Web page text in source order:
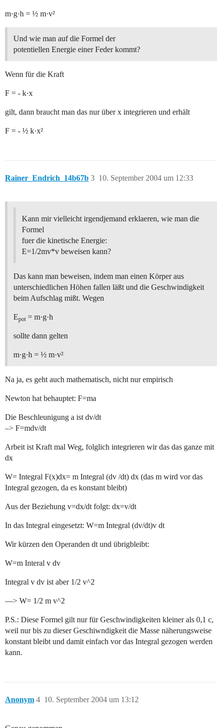
m·g·h = ½ m·v²
Und wie man auf die Formel der
potentiellen Energie einer Feder kommt?
Wenn für die Kraft
F = - k·x
gilt, dann braucht man das nur über x integrieren und erhält
F = - ½ k·x²
Rainer_Endrich_14b67b 10. September 2004 um 12:33
3
Kann mir vielleicht irgendjemand erklaeren, wie man die
Formel
fuer die kinetische Energie:
E=1/2mv*v beweisen kann?
Das kann man beweisen, indem man einen Körper aus
unterschiedlichen Höhen fallen läßt und die Geschwindigkeit
beim Aufschlag mißt. Wegen
Epot = m·g·h
sollte dann gelten
m·g·h = ½ m·v²
Na ja, es geht auch mathematisch, nicht nur empirisch
Newton hat behauptet: F=ma
Die Beschleunigung a ist dv/dt
–> F=mdv/dt
Arbeit ist Kraft mal Weg, folglich integrieren wir das das ganze mit
dx
W= Integral F(x)dx= m Integral (dv /dt) dx (das m wird vor das
Integral gezogen, da es konstant bleibt)
Aus der Beziehung v=dx/dt folgt: dx=v/dt
In das Integral eingesetzt: W=m Integral (dv/dt)v dt
Wir kürzen den Operanden dt und übrigbleibt:
W=m Interal v dv
Integral v dv ist aber 1/2 v^2
—> W= 1/2 m v^2
P.S.: Diese Formel gilt nur für Geschwindigkeiten kleiner als 0,1 c,
weil nur bis zu dieser Geschiwndigkeit die Masse näherungsweise
konstant bleibt und damit einfach vor das Integral gezogen werden
kann.
Anonym 10. September 2004 um 13:12
4